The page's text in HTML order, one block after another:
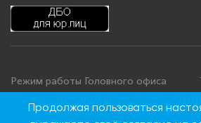
Режим работы Головного офиса
Понедельник - четверг: с 9:00 до
18:00
Продолжая пользоваться